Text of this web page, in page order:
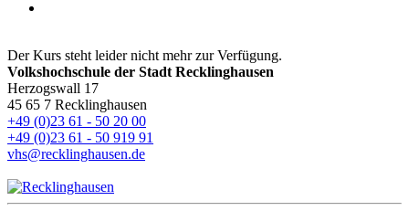
Der Kurs steht leider nicht mehr zur Verfügung.
Volkshochschule der Stadt Recklinghausen
Herzogswall 17
45 65 7 Recklinghausen
+49 (0)23 61 - 50 20 00
+49 (0)23 61 - 50 919 91
vhs@recklinghausen.de